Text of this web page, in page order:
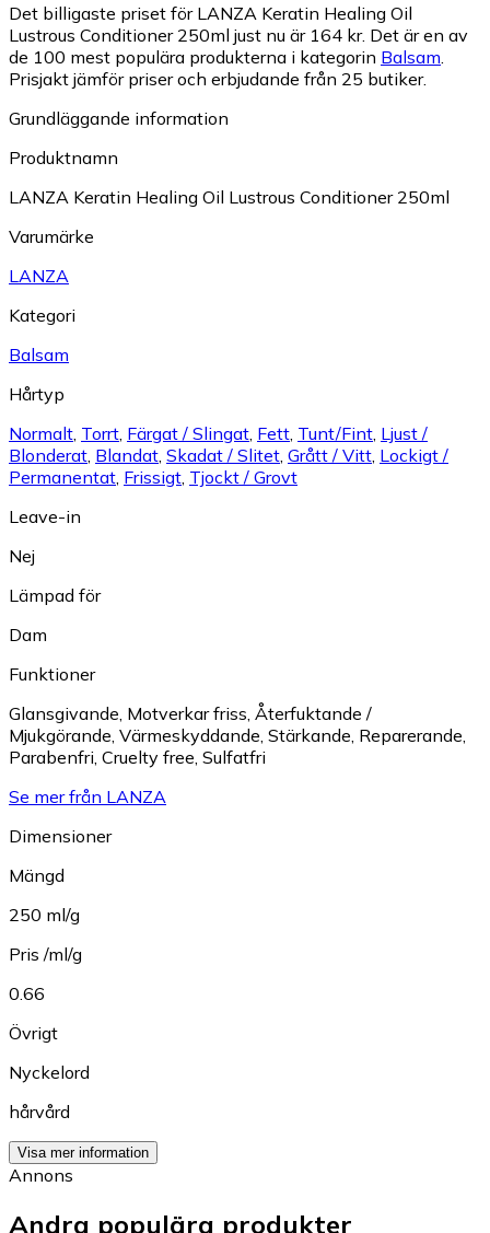
Det billigaste priset för LANZA Keratin Healing Oil
Lustrous Conditioner 250ml just nu är 164 kr. Det är en av
de 100 mest populära produkterna i kategorin Balsam
Prisjakt jämför priser och erbjudande från 25 butiker.
Grundläggande information
Produktnamn
LANZA Keratin Healing Oil Lustrous Conditioner 250ml
Varumärke
LANZA
Kategori
Balsam
Hårtyp
Normalt Torrt Färgat / Slingat Fett Tunt/Fint Ljust /
Blonderat Blandat Skadat / Slitet Grått / Vitt Lockigt /
Permanentat Frissigt Tjockt / Grovt
Leave-in
Nej
Lämpad för
Dam
Funktioner
Glansgivande Motverkar friss Återfuktande /
Mjukgörande Värmeskyddande Stärkande Reparerande
Parabenfri Cruelty free Sulfatfri
Se mer från LANZA
Dimensioner
Mängd
250 ml/g
Pris /ml/g
0.66
Övrigt
Nyckelord
hårvård
Visa mer information
Annons
Andra populära produkter